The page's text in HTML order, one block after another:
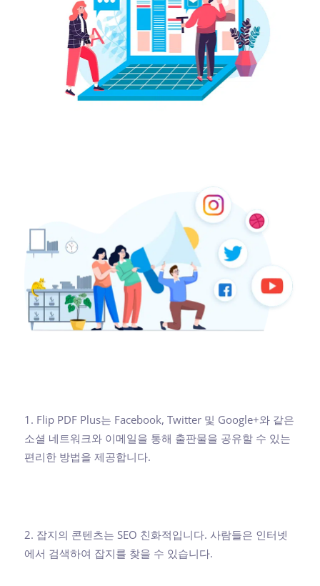
1. Flip PDF Plus는 Facebook, Twitter 및 Google+와 같은
소셜 네트워크와 이메일을 통해 출판물을 공유할 수 있는
편리한 방법을 제공합니다.
2. 잡지의 콘텐츠는 SEO 친화적입니다. 사람들은 인터넷
에서 검색하여 잡지를 찾을 수 있습니다.